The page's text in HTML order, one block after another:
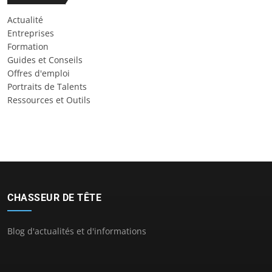
Actualité
Entreprises
Formation
Guides et Conseils
Offres d'emploi
Portraits de Talents
Ressources et Outils
CHASSEUR DE TÊTE
Blog d'actualités et d'informations